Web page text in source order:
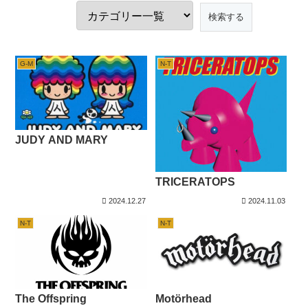
G-M
JUDY AND MARY
2024.12.27
N-T
TRICERATOPS
2024.11.03
N-T
The Offspring
N-T
Motörhead